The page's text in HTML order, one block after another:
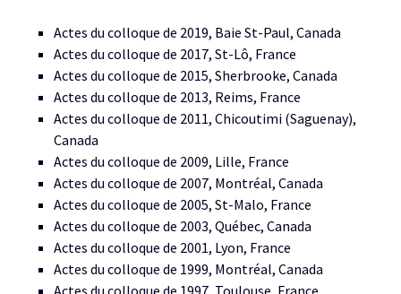
Actes du colloque de 2019, Baie St-Paul, Canada
Actes du colloque de 2017, St-Lô, France
Actes du colloque de 2015, Sherbrooke, Canada
Actes du colloque de 2013, Reims, France
Actes du colloque de 2011, Chicoutimi (Saguenay),
Canada
Actes du colloque de 2009, Lille, France
Actes du colloque de 2007, Montréal, Canada
Actes du colloque de 2005, St-Malo, France
Actes du colloque de 2003, Québec, Canada
Actes du colloque de 2001, Lyon, France
Actes du colloque de 1999, Montréal, Canada